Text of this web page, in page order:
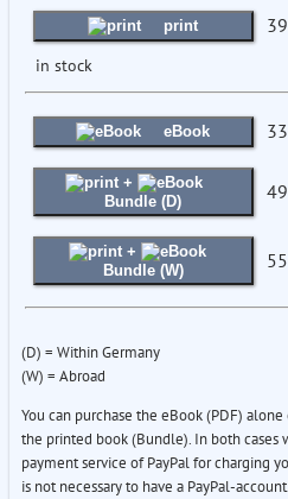
print
in stock
eBook
+
Bundle (D)
+
Bundle (W)
(D) = Within Germany
(W) = Abroad
You can purchase the eBook (PDF)
the printed book (Bundle). In both cases
payment service of PayPal for charging
is not necessary to have a PayPal-